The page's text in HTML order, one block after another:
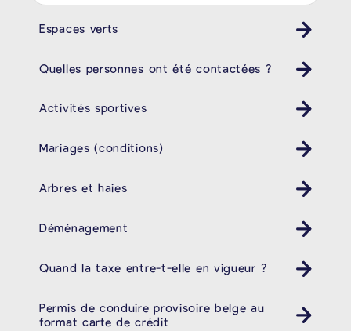
Espaces verts
Quelles personnes ont été contactées ?
Activités sportives
Mariages (conditions)
Arbres et haies
Déménagement
Quand la taxe entre-t-elle en vigueur ?
Permis de conduire provisoire belge au
format carte de crédit